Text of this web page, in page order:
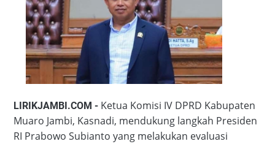
LIRIKJAMBI.COM - Ketua Komisi IV DPRD Kabupaten
Muaro Jambi, Kasnadi, mendukung langkah Presiden
RI Prabowo Subianto yang melakukan evaluasi